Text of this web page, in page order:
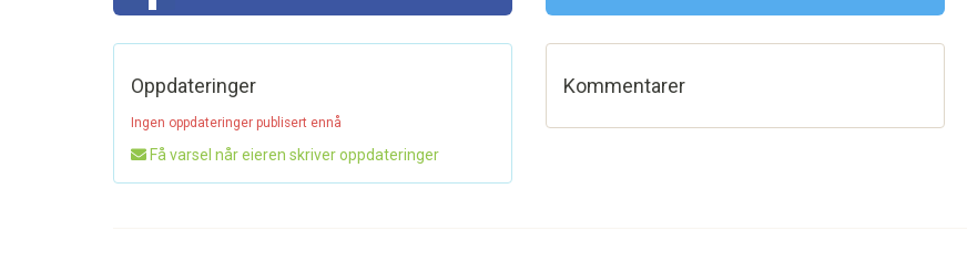
Oppdateringer
Ingen oppdateringer publisert ennå
Få varsel når eieren skriver oppdateringer
Kommentarer